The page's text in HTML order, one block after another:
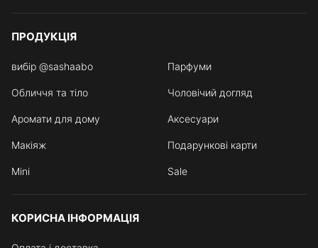
ПРОДУКЦІЯ
вибір @sashaabo Парфуми
Обличчя та тіло Чоловічий догляд
Аромати для дому Аксесуари
Макіяж Подарункові карти
Mini Sale
КОРИСНА ІНФОРМАЦІЯ